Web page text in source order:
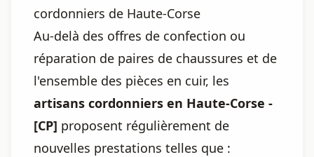
cordonniers de Haute-Corse
Au-delà des offres de confection ou
réparation de paires de chaussures et de
l'ensemble des pièces en cuir, les
artisans cordonniers en Haute-Corse -
[CP] proposent régulièrement de
nouvelles prestations telles que :